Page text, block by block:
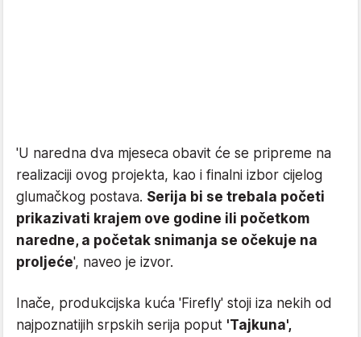
'U naredna dva mjeseca obavit će se pripreme na
realizaciji ovog projekta, kao i finalni izbor cijelog
glumačkog postava. Serija bi se trebala početi
prikazivati krajem ove godine ili početkom
naredne, a početak snimanja se očekuje na
proljeće', naveo je izvor.
Inače, produkcijska kuća 'Firefly' stoji iza nekih od
najpoznatijih srpskih serija poput 'Tajkuna',